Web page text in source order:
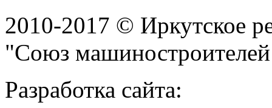
2010-2017 © Иркутское
"Союз
Разработка сайта: